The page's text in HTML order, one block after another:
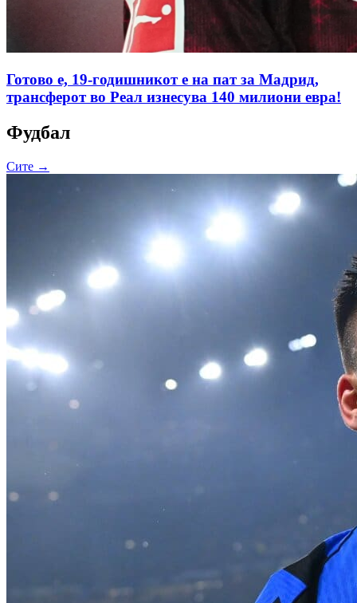
Готово е, 19-годишникот е на пат за Мадрид,
трансферот во Реал изнесува 140 милиони евра!
Фудбал
Сите →